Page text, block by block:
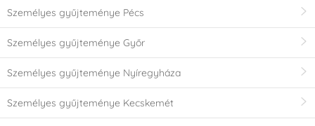
Személyes gyűjteménye Pécs
Személyes gyűjteménye Győr
Személyes gyűjteménye Nyíregyháza
Személyes gyűjteménye Kecskemét